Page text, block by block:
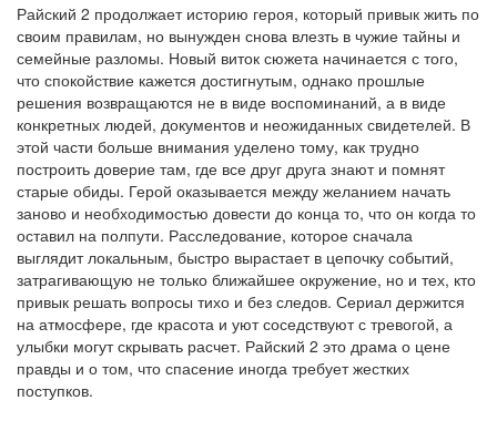
Райский 2 продолжает историю героя, который привык жить по
своим правилам, но вынужден снова влезть в чужие тайны и
семейные разломы. Новый виток сюжета начинается с того,
что спокойствие кажется достигнутым, однако прошлые
решения возвращаются не в виде воспоминаний, а в виде
конкретных людей, документов и неожиданных свидетелей. В
этой части больше внимания уделено тому, как трудно
построить доверие там, где все друг друга знают и помнят
старые обиды. Герой оказывается между желанием начать
заново и необходимостью довести до конца то, что он когда то
оставил на полпути. Расследование, которое сначала
выглядит локальным, быстро вырастает в цепочку событий,
затрагивающую не только ближайшее окружение, но и тех, кто
привык решать вопросы тихо и без следов. Сериал держится
на атмосфере, где красота и уют соседствуют с тревогой, а
улыбки могут скрывать расчет. Райский 2 это драма о цене
правды и о том, что спасение иногда требует жестких
поступков.